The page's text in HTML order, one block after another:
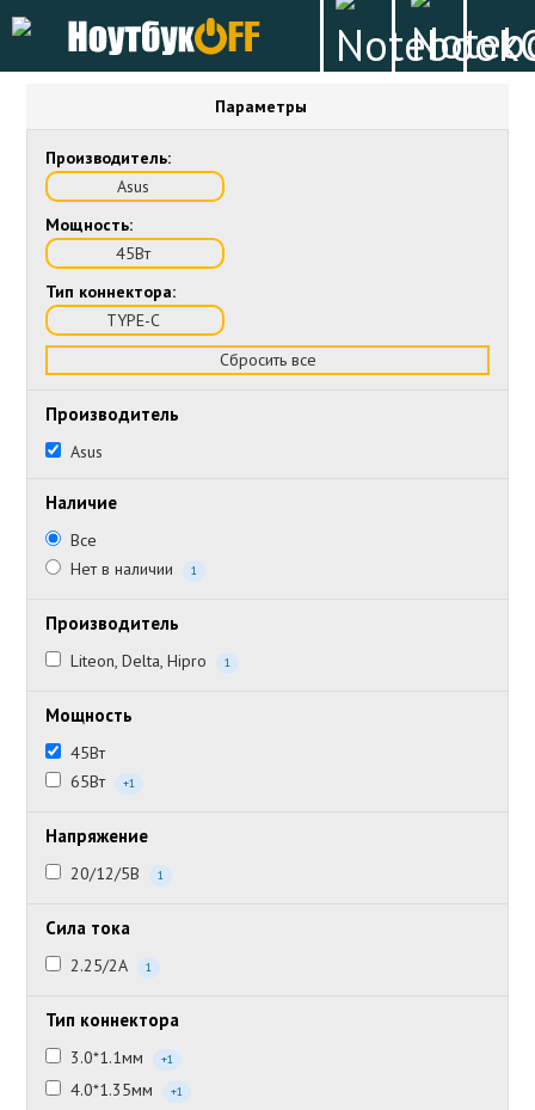
Параметры
Производитель:
Asus
Мощность:
45Вт
Тип коннектора:
TYPE-C
Сбросить все
Производитель
Asus
Наличие
Все
Нет в наличии
1
Производитель
Liteon, Delta, Hipro 1
Мощность
45Вт
65Вт
+1
Напряжение
20/12/5В 1
Сила тока
2.25/2А 1
Тип коннектора
3.0*1.1мм +1
4.0*1.35мм +1